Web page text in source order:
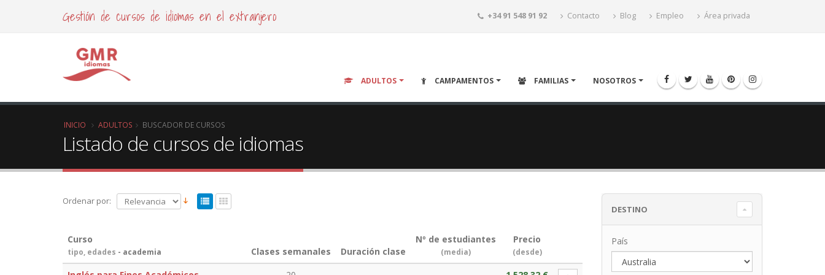
Gestión de cursos de idiomas en el extranjero +34 91 548 91 92 Contacto Blog Empleo Área privada
ADULTOS CAMPAMENTOS FAMILIAS NOSOTROS
INICIO ADULTOS BUSCADOR DE CURSOS
Listado de cursos de idiomas
Ordenar por:
Curso
tipo, edades - academia Clases semanales Duración clase
Nº de estudiantes
(media)
Precio
(desde)
DESTINO
País